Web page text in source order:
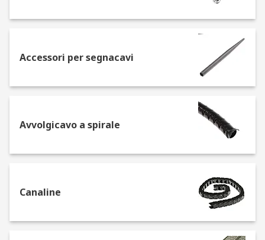
I tubi protettivi sono una soluzione ideale per
sufficiente un tubo protettivo con diametro di 16
Per più fili, potrebbe servire un tubo protettivo
Accessori per segnacavi
Avvolgicavo a spirale
Canaline